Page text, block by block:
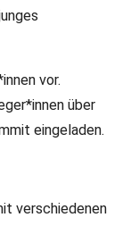
vor.
über
eingeladen.
verschiedenen